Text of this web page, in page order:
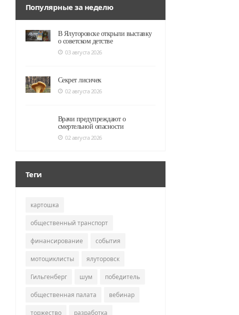
Популярные за неделю
В Ялуторовске открыли выставку
о советском детстве
03 августа 2026
Секрет лисичек
02 августа 2026
Врачи предупреждают о
смертельной опасности
02 августа 2026
Теги
картошка
общественный транспорт
финансирование события
мотоциклисты ялуторовск
Гильгенберг шум победитель
общественная палата вебинар
торжество разработка